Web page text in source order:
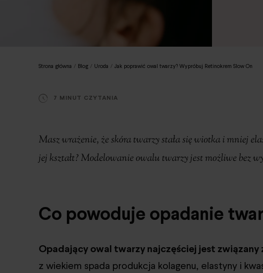
Strona główna / Blog / Uroda / Jak poprawić owal twarzy? Wypróbuj Retinokrem Slow On
7 MINUT CZYTANIA
Masz wrażenie, że skóra twarzy stała się wiotka i mniej
jej kształt? Modelowanie owalu twarzy jest możliwe bez
Co powoduje opadanie
Opadający owal twarzy najczęściej jest związany
z wiekiem spada produkcja kolagenu, elastyny i